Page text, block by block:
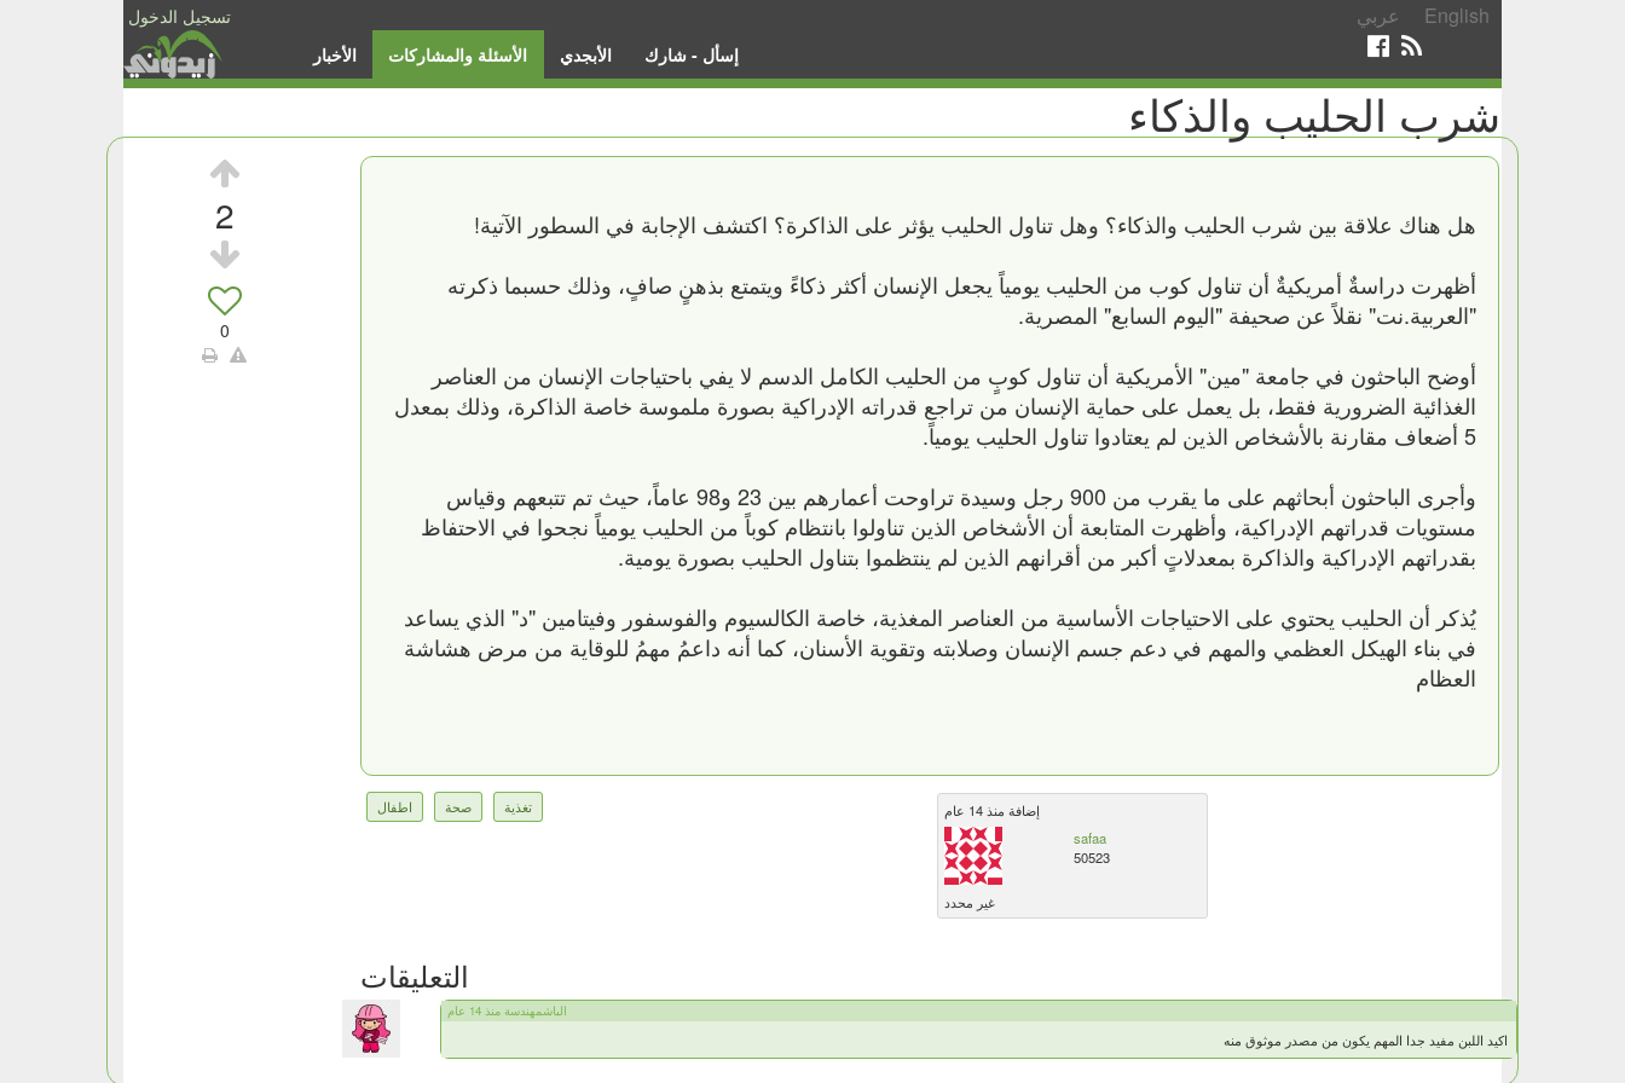
تسجيل الدخول عربي English
الأخبار الأسئلة والمشاركات الأبجدي إسأل - شارك
شرب الحليب والذكاء
2
0
هل هناك علاقة بين شرب الحليب والذكاء؟ وهل تناول الحليب يؤثر على الذاكرة؟ اكتشف الإجابة في السطور الآتية!
أظهرت دراسةٌ أمريكيةٌ أن تناول كوب من الحليب يومياً يجعل الإنسان أكثر ذكاءً ويتمتع بذهنٍ صافٍ، وذلك حسبما ذكرته
"العربية.نت" نقلاً عن صحيفة "اليوم السابع" المصرية.
أوضح الباحثون في جامعة "مين" الأمريكية أن تناول كوبٍ من الحليب الكامل الدسم لا يفي باحتياجات الإنسان من العناصر
الغذائية الضرورية فقط، بل يعمل على حماية الإنسان من تراجع قدراته الإدراكية بصورة ملموسة خاصة الذاكرة، وذلك بمعدل
5 أضعاف مقارنة بالأشخاص الذين لم يعتادوا تناول الحليب يومياً.
وأجرى الباحثون أبحاثهم على ما يقرب من 900 رجل وسيدة تراوحت أعمارهم بين 23 و98 عاماً، حيث تم تتبعهم وقياس
مستويات قدراتهم الإدراكية، وأظهرت المتابعة أن الأشخاص الذين تناولوا بانتظام كوباً من الحليب يومياً نجحوا في الاحتفاظ
بقدراتهم الإدراكية والذاكرة بمعدلاتٍ أكبر من أقرانهم الذين لم ينتظموا بتناول الحليب بصورة يومية.
يُذكر أن الحليب يحتوي على الاحتياجات الأساسية من العناصر المغذية، خاصة الكالسيوم والفوسفور وفيتامين "د" الذي يساعد
في بناء الهيكل العظمي والمهم في دعم جسم الإنسان وصلابته وتقوية الأسنان، كما أنه داعمُ مهمُ للوقاية من مرض هشاشة
العظام
تغذية صحة اطفال
إضافة منذ 14 عام
safaa
50523
غير محدد
التعليقات
الباشمهندسة منذ 14 عام
اكيد اللبن مفيد جدا المهم يكون من مصدر موثوق منه